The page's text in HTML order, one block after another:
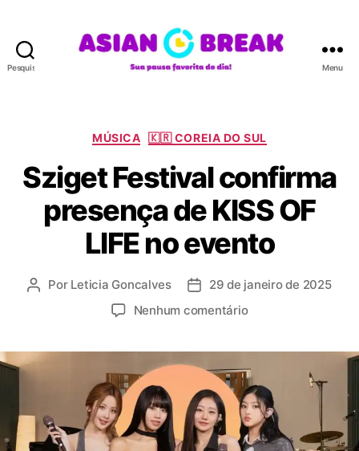
Pesquisar
A
B
R
E
A
K
Menu
C
t
e
g
o
MÚSICA 🇰🇷 COREIA DO SUL
Sziget Festival confirma
presença de KISS OF
LIFE no evento
A
r
d
s
Por Leticia Goncalves
D
d
e
p
u
b
l
29 de janeiro de 2025
Nenhum comentárioe
i
g
e
t